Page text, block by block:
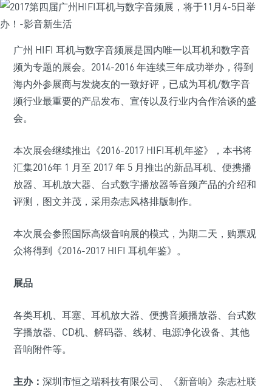
广州 HIFI 耳机与数字音频展是国内唯一以耳机和数字音
频为专题的展会。2014-2016 年连续三年成功举办，得到
海内外参展商与发烧友的一致好评，已成为耳机/数字音
频行业最重要的产品发布、宣传以及行业内合作洽谈的盛
会。
本次展会继续推出《2016-2017 HIFI耳机年鉴》，本书将
汇集2016年 1 月至 2017 年 5 月推出的新品耳机、便携播
放器、耳机放大器、台式数字播放器等音频产品的介绍和
评测，图文并茂，采用杂志风格排版制作。
本次展会参照国际高级音响展的模式，为期二天，购票观
众将得到《2016-2017 HIFI 耳机年鉴》。
展品
各类耳机、耳塞、耳机放大器、便携音频播放器、台式数
字播放器、CD机、解码器、线材、电源净化设备、其他
音响附件等。
主办： 深圳市恒之瑞科技有限公司、《新音响》杂志社联